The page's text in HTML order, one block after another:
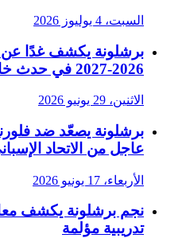
السبت، 4 يوليوز 2026
برشلونة يكشف غدًا
2026-2027 في حدث خاص
الاثنين، 29 يونيو 2026
برشلونة يصعّد ضد
عاجل من الاتحاد
الأربعاء، 17 يونيو 2026
نجم برشلونة يكشف
تدريبية مؤلمة